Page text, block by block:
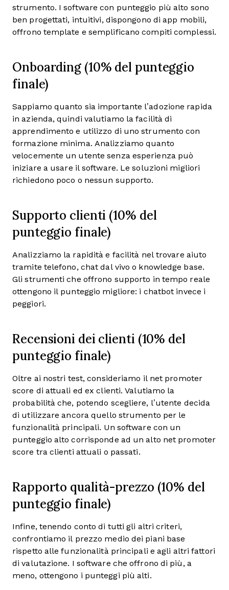
strumento. I software con punteggio più alto sono
ben progettati, intuitivi, dispongono di app mobili,
offrono template e semplificano compiti complessi.
Onboarding (10% del punteggio
finale)
Sappiamo quanto sia importante l’adozione rapida
in azienda, quindi valutiamo la facilità di
apprendimento e utilizzo di uno strumento con
formazione minima. Analizziamo quanto
velocemente un utente senza esperienza può
iniziare a usare il software. Le soluzioni migliori
richiedono poco o nessun supporto.
Supporto clienti (10% del
punteggio finale)
Analizziamo la rapidità e facilità nel trovare aiuto
tramite telefono, chat dal vivo o knowledge base.
Gli strumenti che offrono supporto in tempo reale
ottengono il punteggio migliore: i chatbot invece i
peggiori.
Recensioni dei clienti (10% del
punteggio finale)
Oltre ai nostri test, consideriamo il net promoter
score di attuali ed ex clienti. Valutiamo la
probabilità che, potendo scegliere, l’utente decida
di utilizzare ancora quello strumento per le
funzionalità principali. Un software con un
punteggio alto corrisponde ad un alto net promoter
score tra clienti attuali o passati.
Rapporto qualità-prezzo (10% del
punteggio finale)
Infine, tenendo conto di tutti gli altri criteri,
confrontiamo il prezzo medio dei piani base
rispetto alle funzionalità principali e agli altri fattori
di valutazione. I software che offrono di più, a
meno, ottengono i punteggi più alti.